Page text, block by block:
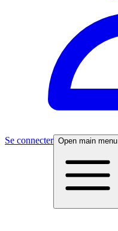
Se connecter Open main menu